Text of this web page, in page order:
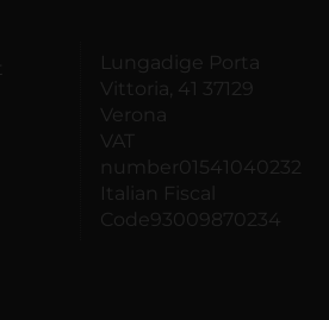
Lungadige Porta
Vittoria, 41 37129
Verona
VAT
number01541040232
Italian Fiscal
Code93009870234